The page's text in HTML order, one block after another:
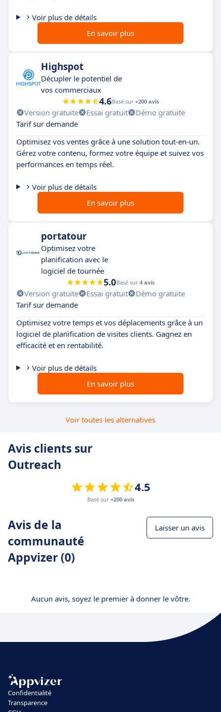
Voir plus de détails
En savoir plus
Highspot
Décupler le potentiel de
vos commerciaux
4.6Basé sur +200 avis
Version gratuite Essai gratuit
Démo gratuite
Tarif sur demande
Optimisez vos ventes grâce à une solution tout-en-un.
Gérez votre contenu, formez votre équipe et suivez vos
performances en temps réel.
Voir plus de détails
En savoir plus
portatour
Optimisez votre
planification avec le
logiciel de tournée
5.0Basé sur 4 avis
Version gratuite Essai gratuit
Démo gratuite
Tarif sur demande
Optimisez votre temps et vos déplacements grâce à un
logiciel de planification de visites clients. Gagnez en
efficacité et en rentabilité.
Voir plus de détails
En savoir plus
Voir toutes les alternatives
Avis clients sur
Outreach
4.5
Basé sur +200 avis
Avis de la
communauté
Appvizer (0)
Laisser un avis
Aucun avis, soyez le premier à donner le vôtre.
Confidentialité
Transparence